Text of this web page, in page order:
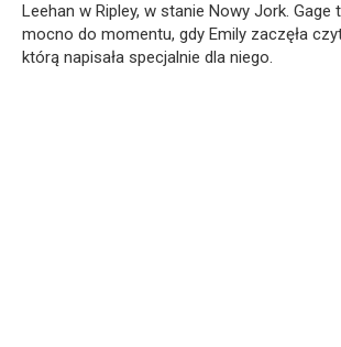
Leehan w Ripley, w stanie Nowy Jork. Gage
mocno do momentu, gdy Emily zaczęła
którą napisała specjalnie dla niego.